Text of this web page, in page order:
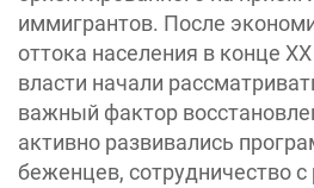
иммигрантов. После
оттока населения в конце
власти начали
важный фактор
активно развивались
беженцев, сотрудничество